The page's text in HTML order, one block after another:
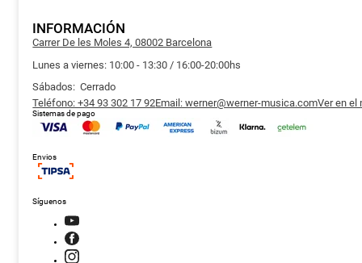
INFORMACIÓN
Carrer De les Moles 4, 08002 Barcelona
Lunes a viernes: 10:00 - 13:30 / 16:00-20:00hs
Sábados: Cerrado
Teléfono: +34 93 302 17 92Email: werner@werner-musica.comVer en el
Sistemas de pago
Envios
Síguenos